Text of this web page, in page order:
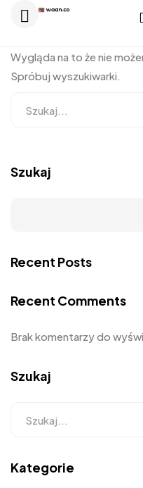
Wygląda na to że nie
Spróbuj wyszukiwarki.
Szukaj
Recent Posts
Recent Comments
Brak komentarzy do
Szukaj
Kategorie